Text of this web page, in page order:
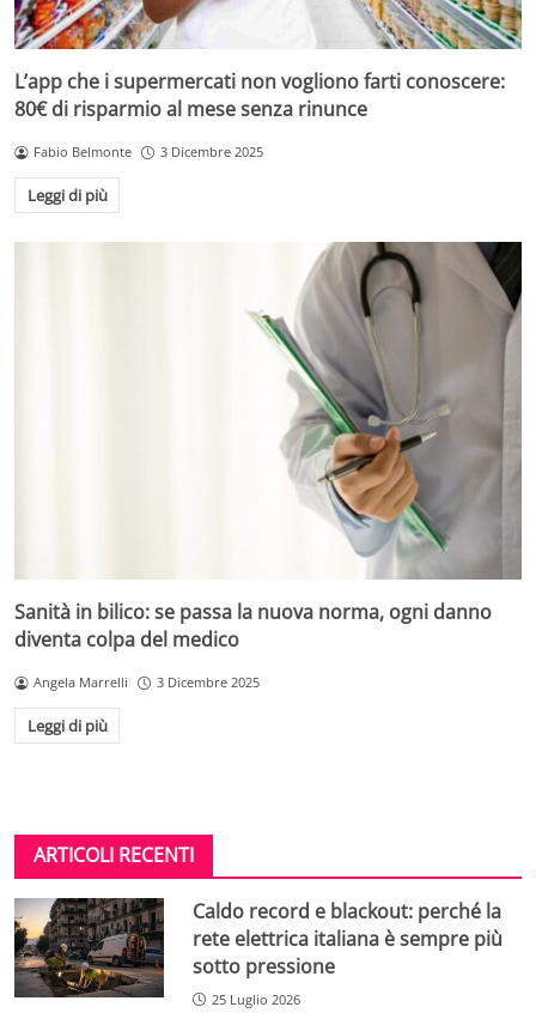
L’app che i supermercati non vogliono farti conoscere:
80€ di risparmio al mese senza rinunce
Fabio Belmonte 3 Dicembre 2025
Leggi di più
Sanità in bilico: se passa la nuova norma, ogni danno
diventa colpa del medico
Angela Marrelli 3 Dicembre 2025
Leggi di più
ARTICOLI RECENTI
Caldo record e blackout: perché la
rete elettrica italiana è sempre più
sotto pressione
25 Luglio 2026